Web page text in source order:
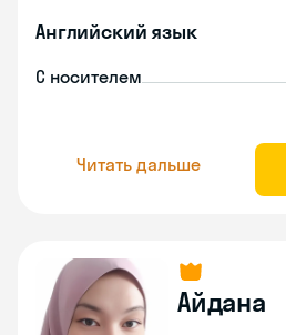
Английский язык
С носителем
Читать дальше
Айдана